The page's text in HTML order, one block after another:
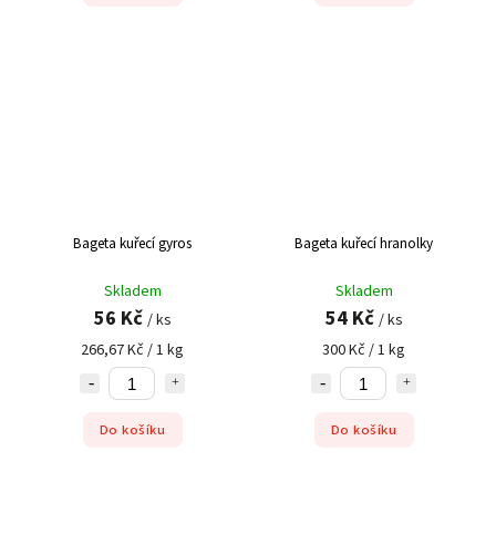
Bageta kuřecí gyros
Skladem
56 Kč / ks
266,67 Kč / 1 kg
Do košíku
Bageta kuřecí hranolky
Skladem
54 Kč / ks
300 Kč / 1 kg
Do košíku